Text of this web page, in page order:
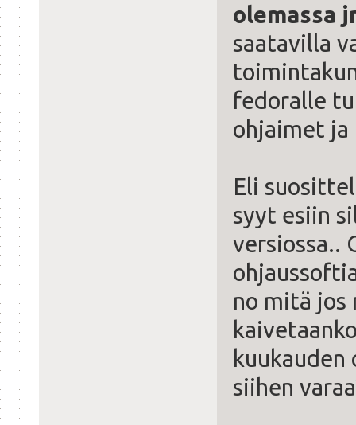
olemassa
saatavilla
fedoralle
ohjaimet ja
Eli
syyt esiin
versiossa..
no mitä jos
siihen